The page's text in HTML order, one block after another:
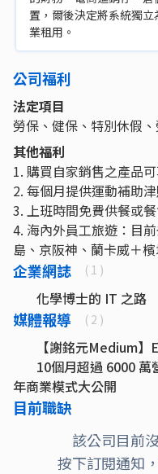
置，爾後決定將系統獨
業租用。
公司福利
法定項目
勞保、健保、特別休假
其他福利
1. 購買自家銷售之產品
2. 每個月提供運動補助津
3. 上班時間免費供餐或
4. 海內外員工旅遊：目
島、京阪神、蘭卡威＋檳
企業網誌 ( 1 )
化學博士的 IT 之路
媒體報導 ( 2 )
【謝銘元Medium
10個月超過 6000
年商業模式大公開
目前職缺
該公司目前
按下訂閱通知